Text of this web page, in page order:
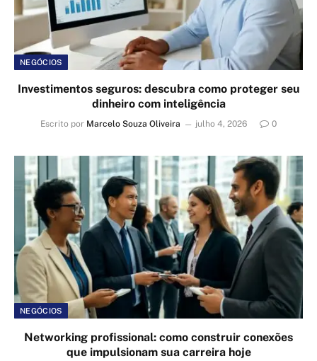
NEGÓCIOS
Investimentos seguros: descubra como proteger seu
dinheiro com inteligência
Escrito por Marcelo Souza Oliveira julho 4, 2026 0
NEGÓCIOS
Networking profissional: como construir conexões
que impulsionam sua carreira hoje